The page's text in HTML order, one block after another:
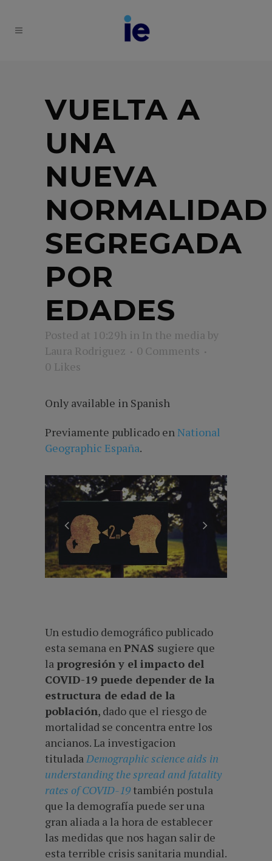
VUELTA A
UNA
NUEVA
NORMALIDAD
SEGREGADA
POR
EDADES
Posted at 10:29h in In the media by
Laura Rodriguez
0 Comments
0 Likes
Only available in Spanish
Previamente publicado enNational
Geographic España.
Un estudio demográfico publicado
esta semana en PNAS sugiere que
la progresión y el impacto del
COVID-19 puede depender de la
estructura de edad de la
población, dado que el riesgo de
mortalidad se concentra entre los
ancianos. La investigacion
titulada Demographic science aids in
understanding the spread and fatality
rates of COVID-19 también postula
que la demografía puede ser una
gran aliada a la hora de establecer
las medidas que nos hagan salir de
esta terrible crisis sanitaria mundial.